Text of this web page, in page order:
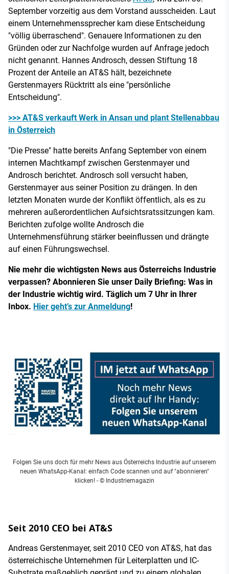
September vorzeitig aus dem Vorstand ausscheiden. Laut
einem Unternehmenssprecher kam diese Entscheidung
"völlig überraschend". Genauere Informationen zu den
Gründen oder zur Nachfolge wurden auf Anfrage jedoch
nicht genannt. Hannes Androsch, dessen Stiftung 18
Prozent der Anteile an AT&S hält, bezeichnete
Gerstenmayers Rücktritt als eine "persönliche
Entscheidung".
>>> AT&S verkauft Werk in Ansan und plant Stellenabbau
in Österreich
"Die Presse" hatte bereits Anfang September von einem
internen Machtkampf zwischen Gerstenmayer und
Androsch berichtet. Androsch soll versucht haben,
Gerstenmayer aus seiner Position zu drängen. In den
letzten Monaten wurde der Konflikt öffentlich, als es zu
mehreren außerordentlichen Aufsichtsratssitzungen kam.
Berichten zufolge wollte Androsch die
Unternehmensführung stärker beeinflussen und drängte
auf einen Führungswechsel.
Nie mehr die wichtigsten News aus Österreichs Industrie
verpassen? Abonnieren Sie unser Daily Briefing: Was in
der Industrie wichtig wird. Täglich um 7 Uhr in Ihrer
Inbox. Hier geht’s zur Anmeldung!
Folgen Sie uns doch für mehr News aus Österreichs Industrie auf unserem
neuen WhatsApp-Kanal: einfach Code scannen und auf "abonnieren"
klicken! - © Industriemagazin
Seit 2010 CEO bei AT&S
Andreas Gerstenmayer, seit 2010 CEO von AT&S, hat das
österreichische Unternehmen für Leiterplatten und IC-